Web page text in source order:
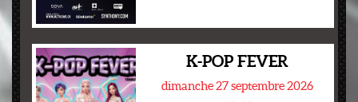
K-POP FEVER
dimanche 27 septembre 2026